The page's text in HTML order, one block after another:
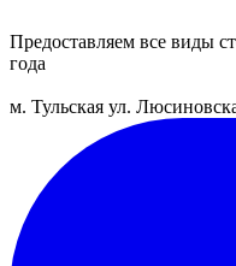
Предоставляем все виды
года
м. Тульская ул.